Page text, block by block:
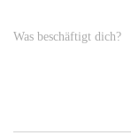
Was beschäftigt dich?